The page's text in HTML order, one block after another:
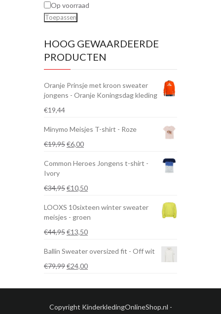
Op voorraad
Toepassen
HOOG GEWAARDEERDE
PRODUCTEN
Oranje Prinsje met kroon sweater
jongens - Oranje Koningsdag kleding
€19,44
Minymo Meisjes T-shirt - Roze
€19,95Oorspronkelijke
was:
€6,00Huidige
is:
Common Heroes Jongens t-shirt -
Ivory
€34,95Oorspronkelijke
was:
€34,95.
€10,50Huidige
is:
€10,50.
LOOXS 10sixteen winter sweater
meisjes - groen
€44,95Oorspronkelijke
was:
€13,50Huidige
is:
Ballin Sweater oversized fit - Off wit
€79,99Oorspronkelijke
€24,00Huidige
Copyright KinderkledingOnlineShop.nl -